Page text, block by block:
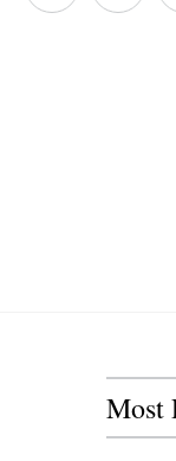
Most